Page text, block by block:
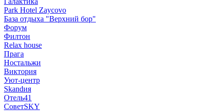
Park Hotel Zaycovo
База отдыха "Верхний бор"
Форум
Филтон
Relax house
Прага
Ностальжи
Виктория
Уют-центр
Skandия
Отель41
СоветSKY